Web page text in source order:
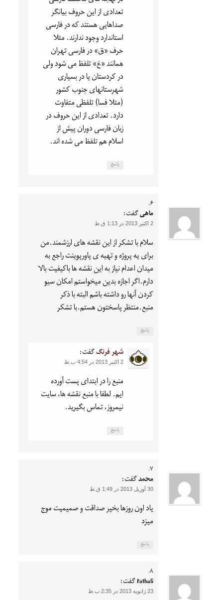
تعدادی از این حروف بیانگر
صداهایی هستند که در فارسی
استاندارد وجود ندارند. مثلا
حرف «ق» در فارسی تهران
همانند «غ» تلفظ می شود ولی
در کردستان یا در بسیاری
شهرستانهای جنوب کشور
(مثلا فسا) تلفظی متفاوت
دارد. تعدادی از این حروف در
زبان فارسی دوران پیش از
اسلام هم تلفظ می شده اند.
پاسخ
ماهیگفت:
2 اکتبر 2013 در 1:13 ق.ظ
سلام با تشکر از این نقشه های ارزشمند.من
برای یه پروژه و تهیه ی پاورپوینت راجع به
میدان اعدام نیاز به این نقشه ها باکیفیت بالا
دارم.اگر اجازه بدین میخواستم امکان سیو
کردن آنها رو داشته باشم البته با ذکر
منبع.منتظر پاسختون هستم.با تشکر
پاسخ
شهر فرنگگفت:
2 اکتبر 2013 در 4:54 ب.ظ
منبع را در ابتدای پست آورده
ایم. لطفا با منبع نقشه ها، سایت
نیمروز، تماس بگیرید.
پاسخ
محمدگفت:
30 آوریل 2013 در 1:49 ق.ظ
یاد اون روزها بخیر صداقت و صمیمیت موج
میزد
پاسخ
Fathaliگفت:
23 ژانویه 2013 در 2:35 ب.ظ